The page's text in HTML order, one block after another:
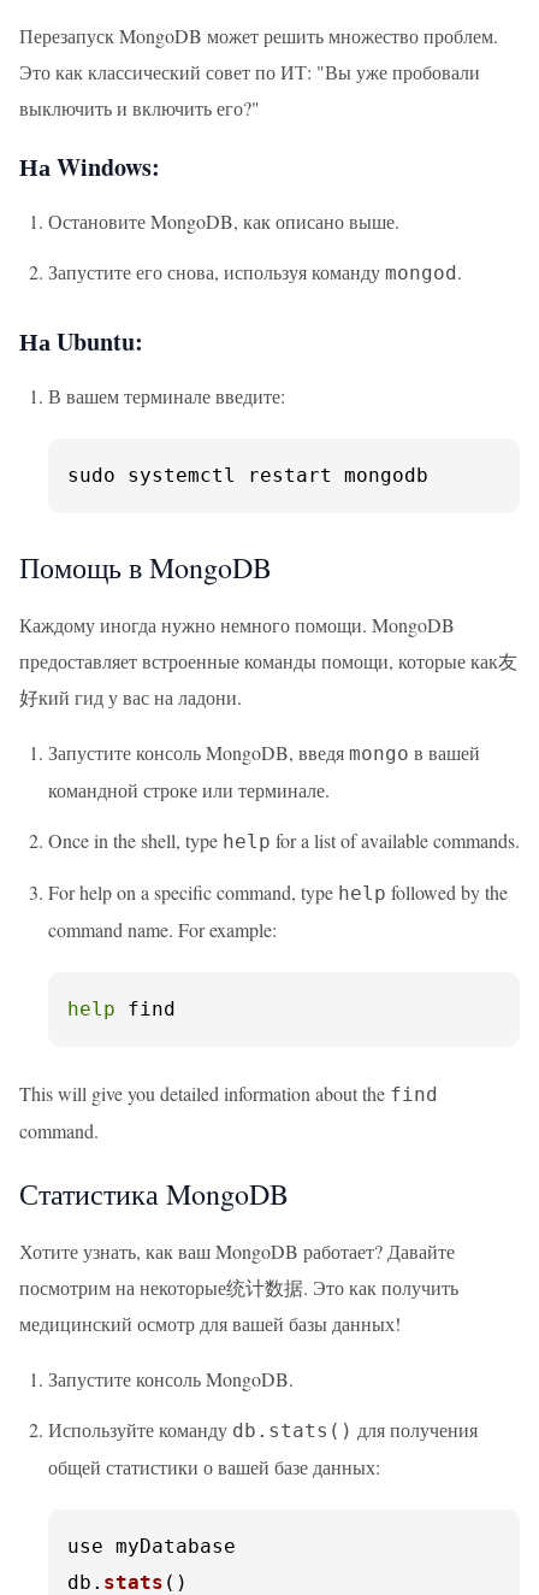
Перезапуск MongoDB может решить множество проблем.
Это как классический совет по ИТ: "Вы уже пробовали
выключить и включить его?"
На Windows:
Остановите MongoDB, как описано выше.
Запустите его снова, используя команду mongod.
На Ubuntu:
В вашем терминале введите:
sudo systemctl restart mongodb
Помощь в MongoDB
Каждому иногда нужно немного помощи. MongoDB
предоставляет встроенные команды помощи, которые как友
好кий гид у вас на ладони.
Запустите консоль MongoDB, введя mongo в вашей
командной строке или терминале.
Once in the shell, type help for a list of available commands.
For help on a specific command, type help followed by the
command name. For example:
help find
This will give you detailed information about the find
command.
Статистика MongoDB
Хотите узнать, как ваш MongoDB работает? Давайте
посмотрим на некоторые统计数据. Это как получить
медицинский осмотр для вашей базы данных!
Запустите консоль MongoDB.
Используйте команду db.stats() для получения
общей статистики о вашей базе данных:
use myDatabase
db. stats ()